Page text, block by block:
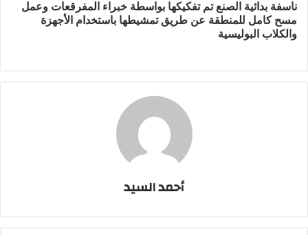
ناسفة بدائية الصنع تم تفكيكها بواسطة خبراء المفرقعات وعمل
مسح كامل للمنطقة عن طريق تمشيطها باستخدام الأجهزة
والكلاب البوليسية
أحمد السيد